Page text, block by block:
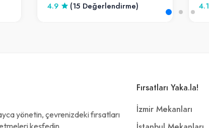
4.9
(15 Değerlendirme)
4.1
yönetin, çevrenizdeki fırsatları
Fırsatları Yaka.la!
İzmir Mekanları